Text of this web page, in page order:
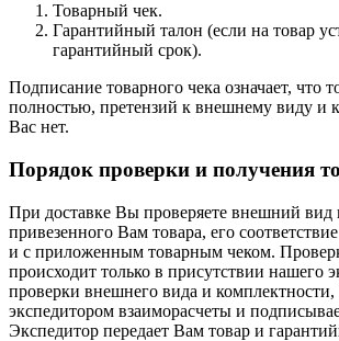
Товарный чек.
Гарантийный талон (если на товар
гарантийный срок).
Подписание товарного чека означает, что
полностью, претензий к внешнему виду и
Вас нет.
Порядок проверки и получения
При доставке Вы проверяете внешний вид
привезенного Вам товара, его
и с приложенным товарным чеком.
происходит только в присутствии нашего
проверки внешнего вида и
экспедитором взаиморасчеты и
Экспедитор передает Вам товар и